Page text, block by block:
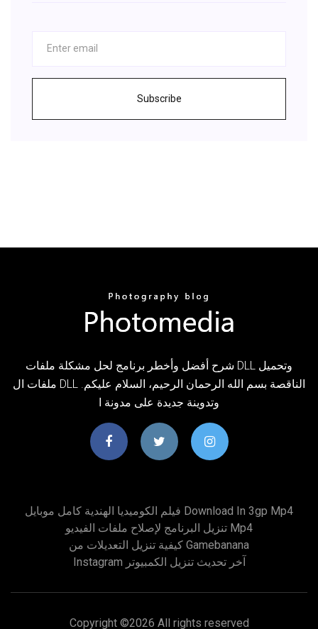
Subscribe
شرح أفضل وأخطر برنامج لحل مشكلة ملفات DLL وتحميل
ملفات ال DLL الناقصة بسم الله الرحمان الرحيم، السلام عليكم.
وتدوينة جديدة على مدونة ا
فيلم الكوميديا ​​الهندية كامل موبايل Download In 3gp Mp4
تنزيل البرنامج لإصلاح ملفات الفيديو Mp4
كيفية تنزيل التعديلات من Gamebanana
Instagram آخر تحديث تنزيل الكمبيوتر
Copyright ©2026 All rights reserved